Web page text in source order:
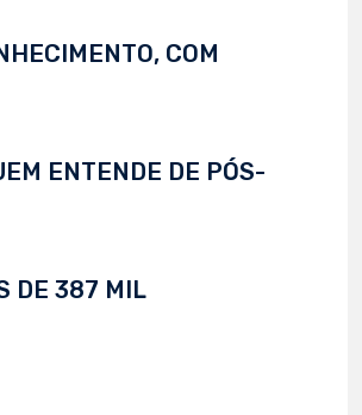
COM
ENTENDE DE PÓS-
DE 387 MIL